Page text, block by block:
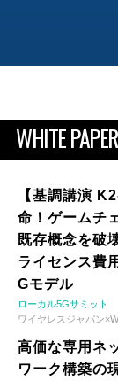
WHITE PAPER
【基調講演
命！ゲームチ
既存概念を破
ライセンス費
Gモデル
ローカル5Gサミット
ワイヤレスジャパン
高価な専用ネ
ワーク構築の